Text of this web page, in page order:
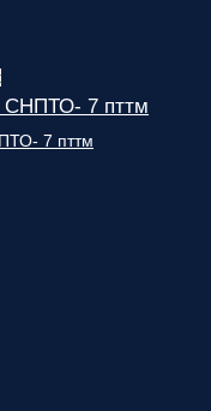
СНПТО- 7 пттм